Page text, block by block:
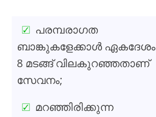
പരമ്പരാഗത
ബാങ്കുകളേക്കാൾ ഏകദേശം
8 മടങ്ങ് വിലകുറഞ്ഞതാണ്
സേവനം;
മറഞ്ഞിരിക്കുന്ന